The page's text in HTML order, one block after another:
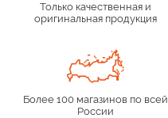
Только качественная и
оригинальная продукция
Более 100 магазинов по всей
России